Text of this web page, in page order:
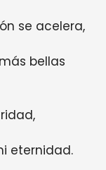
se acelera,
bellas
eternidad.